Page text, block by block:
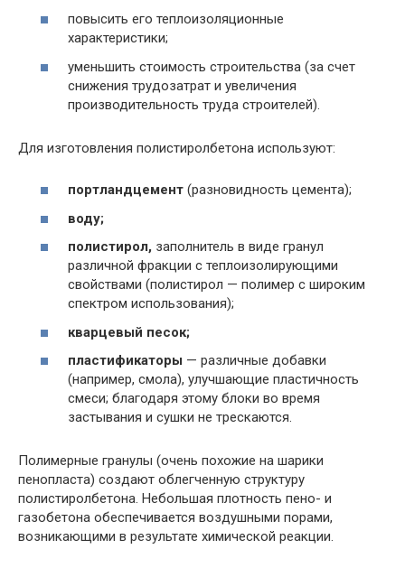
повысить его теплоизоляционные
характеристики;
уменьшить стоимость строительства (за счет
снижения трудозатрат и увеличения
производительность труда строителей).
Для изготовления полистиролбетона используют:
портландцемент (разновидность цемента);
воду;
полистирол, заполнитель в виде гранул
различной фракции с теплоизолирующими
свойствами (полистирол — полимер с широким
спектром использования);
кварцевый песок;
пластификаторы — различные добавки
(например, смола), улучшающие пластичность
смеси; благодаря этому блоки во время
застывания и сушки не трескаются.
Полимерные гранулы (очень похожие на шарики
пенопласта) создают облегченную структуру
полистиролбетона. Небольшая плотность пено- и
газобетона обеспечивается воздушными порами,
возникающими в результате химической реакции.